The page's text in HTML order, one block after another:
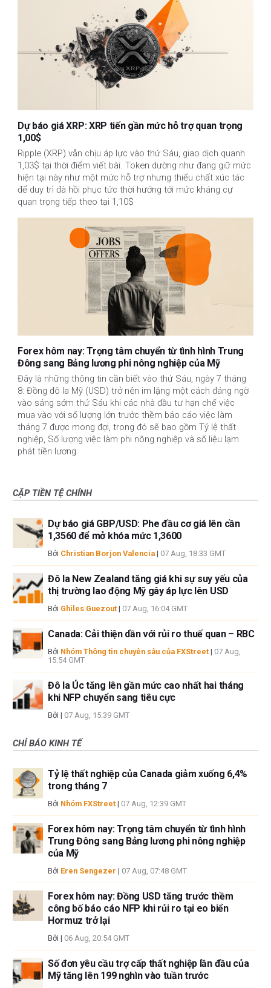
Dự báo giá XRP: XRP tiến gần mức hỗ trợ quan trọng
1,00$
Ripple (XRP) vẫn chịu áp lực vào thứ Sáu, giao dịch quanh
1,03$ tại thời điểm viết bài. Token dường như đang giữ mức
hiện tại này như một mức hỗ trợ nhưng thiếu chất xúc tác
để duy trì đà hồi phục tức thời hướng tới mức kháng cự
quan trọng tiếp theo tại 1,10$
Forex hôm nay: Trọng tâm chuyển từ tình hình Trung
Đông sang Bảng lương phi nông nghiệp của Mỹ
Đây là những thông tin cần biết vào thứ Sáu, ngày 7 tháng
8: Đồng đô la Mỹ (USD) trở nên im lặng một cách đáng ngờ
vào sáng sớm thứ Sáu khi các nhà đầu tư hạn chế việc
mua vào với số lượng lớn trước thềm báo cáo việc làm
tháng 7 được mong đợi, trong đó sẽ bao gồm Tỷ lệ thất
nghiệp, Số lượng việc làm phi nông nghiệp và số liệu lạm
phát tiền lương.
CẶP TIỀN TỆ CHÍNH
Dự báo giá GBP/USD: Phe đầu cơ giá lên cần
1,3560 để mở khóa mức 1,3600
Bởi Christian Borjon Valencia | 07 Aug, 18:33 GMT
Đô la New Zealand tăng giá khi sự suy yếu của
thị trường lao động Mỹ gây áp lực lên USD
Bởi Ghiles Guezout | 07 Aug, 16:04 GMT
Canada: Cải thiện dần với rủi ro thuế quan – RBC
Bởi Nhóm Thông tin chuyên sâu của FXStreet | 07 Aug,
15:54 GMT
Đô la Úc tăng lên gần mức cao nhất hai tháng
khi NFP chuyển sang tiêu cực
Bởi | 07 Aug, 15:39 GMT
CHỈ BÁO KINH TẾ
Tỷ lệ thất nghiệp của Canada giảm xuống 6,4%
trong tháng 7
Bởi Nhóm FXStreet | 07 Aug, 12:39 GMT
Forex hôm nay: Trọng tâm chuyển từ tình hình
Trung Đông sang Bảng lương phi nông nghiệp
của Mỹ
Bởi Eren Sengezer | 07 Aug, 07:48 GMT
Forex hôm nay: Đồng USD tăng trước thềm
công bố báo cáo NFP khi rủi ro tại eo biển
Hormuz trở lại
Bởi | 06 Aug, 20:54 GMT
Số đơn yêu cầu trợ cấp thất nghiệp lần đầu của
Mỹ tăng lên 199 nghìn vào tuần trước